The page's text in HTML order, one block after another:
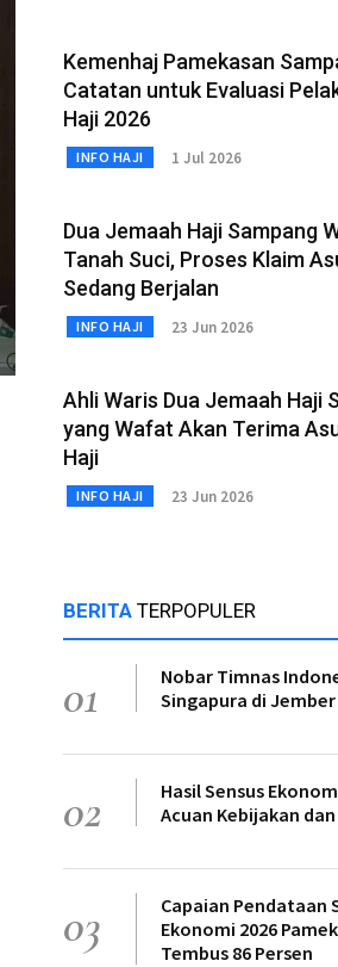
Kemenhaj Pamekasan
Catatan untuk Evaluasi
Haji 2026
INFO HAJI 1 Jul 2026
Dua Jemaah Haji Sampang
Tanah Suci, Proses Klaim
Sedang Berjalan
INFO HAJI 23 Jun 2026
Ahli Waris Dua Jemaah Haji
yang Wafat Akan Terima
Haji
INFO HAJI 23 Jun 2026
BERITA TERPOPULER
01
Nobar Timnas
Singapura di Jember
02
Hasil Sensus
Acuan Kebijakan
03
Capaian Pendataan
Ekonomi 2026
Tembus 86 Persen